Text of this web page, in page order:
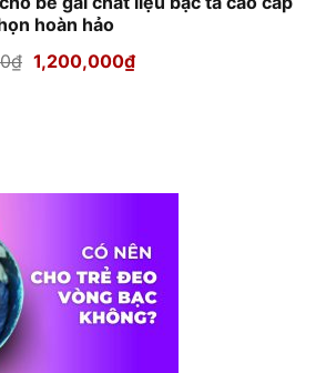
là:
1,600,000₫.
tại
1,500,000₫.
hoàn hảo
₫ Giá
1,200,000₫Giá